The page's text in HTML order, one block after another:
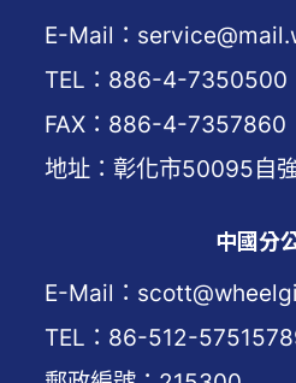
E-Mail：
TEL：886-4-7350500
FAX：886-4-7357860
地址：彰化市50095自
中國分
E-Mail：
TEL：86-512-